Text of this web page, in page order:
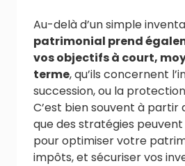
Au-delà d’un simple
patrimonial prend
vos objectifs à court,
terme, qu’ils concernent
succession, ou la
C’est bien souvent à
que des stratégies
pour optimiser votre
impôts, et sécuriser vos